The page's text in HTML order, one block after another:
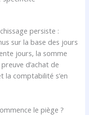
persiste :
sur la base des jours
jours, la somme
d’achat de
la comptabilité s’en
le piège ?